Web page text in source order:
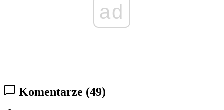
ad
Komentarze (49)